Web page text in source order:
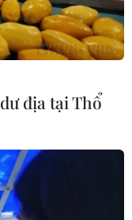
địa tại Thổ